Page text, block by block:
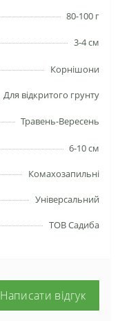
80-100 г
3-4 см
Корнішони
Для відкритого грунту
Травень-Вересень
6-10 см
Комахозапильні
Універсальний
ТОВ Садиба
Написати відгук